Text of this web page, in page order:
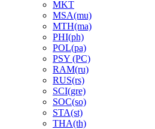
MKT
MSA(mu)
MTH(ma)
PHI(ph)
POL(pa)
PSY (PC)
RAM(ru)
RUS(rs)
SCI(gre)
SOC(so)
STA(st)
THA(th)